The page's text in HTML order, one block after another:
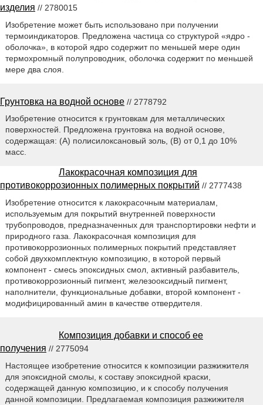
изделия // 2780015
Изобретение может быть использовано при получении
термоиндикаторов. Предложена частица со структурой «ядро -
оболочка», в которой ядро содержит по меньшей мере один
термохромный полупроводник, оболочка содержит по меньшей
мере два слоя.
Грунтовка на водной основе // 2778792
Изобретение относится к грунтовкам для металлических
поверхностей. Предложена грунтовка на водной основе,
содержащая: (A) полисилоксановый золь, (B) от 0,1 до 10%
масс.
Лакокрасочная композиция для
противокоррозионных полимерных покрытий // 2777438
Изобретение относится к лакокрасочным материалам,
используемым для покрытий внутренней поверхности
трубопроводов, предназначенных для транспортировки нефти и
природного газа. Лакокрасочная композиция для
противокоррозионных полимерных покрытий представляет
собой двухкомплектную композицию, в которой первый
компонент - смесь эпоксидных смол, активный разбавитель,
противокоррозионный пигмент, железооксидный пигмент,
наполнители, функциональные добавки, второй компонент -
модифицированный амин в качестве отвердителя.
Композиция добавки и способ ее
получения // 2775094
Настоящее изобретение относится к композиции разжижителя
для эпоксидной смолы, к составу эпоксидной краски,
содержащей данную композицию, и к способу получения
данной композиции. Предлагаемая композиция разжижителя